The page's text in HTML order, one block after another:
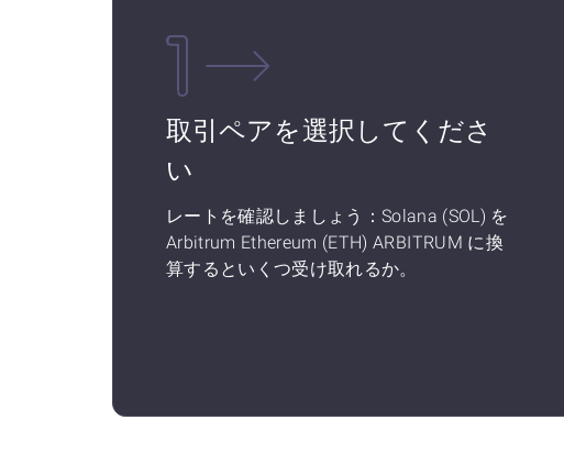
取引ペアを選択してくださ
い
レートを確認しましょう：Solana (SOL) を
Arbitrum Ethereum (ETH) ARBITRUM に換
算するといくつ受け取れるか。